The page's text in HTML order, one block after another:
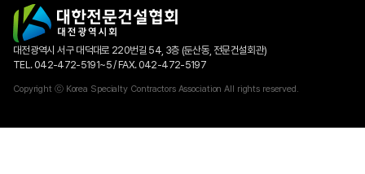
대전광역시 서구 대덕대로 220번길 54, 3층 (둔산동, 전문건설회관)
TEL. 042-472-5191~5 / FAX. 042-472-5197
Copyright ⓒ Korea Specialty Contractors Association All rights reserved.